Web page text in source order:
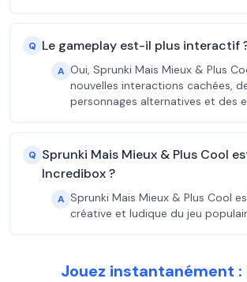
Q Le gameplay est-il plus interactif
A Oui, Sprunki Mais Mieux & Plus
nouvelles interactions cachées,
personnages alternatives et des
Q Sprunki Mais Mieux & Plus Cool
Incredibox ?
A Sprunki Mais Mieux & Plus Cool
créative et ludique du jeu
Jouez instantanément :